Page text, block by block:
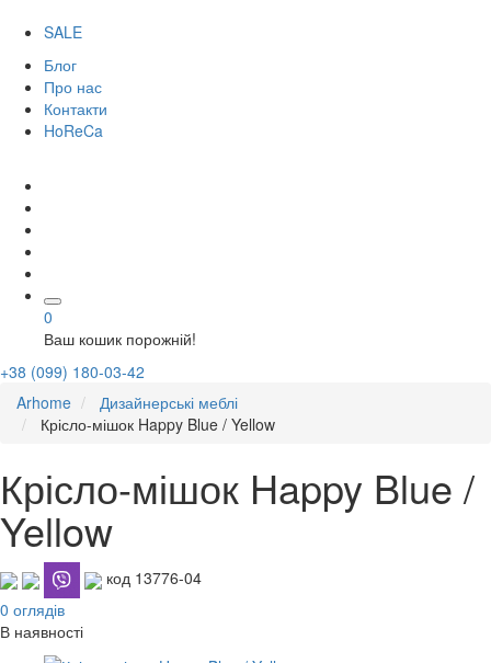
SALE
Блог
Про нас
Контакти
HoReCa
0
Ваш кошик порожній!
+38 (099) 180-03-42
Arhome
Дизайнерські меблі
Крісло-мішок Happy Blue / Yellow
Крісло-мішок Happy Blue /
Yellow
код 13776-04
0 оглядів
В наявності